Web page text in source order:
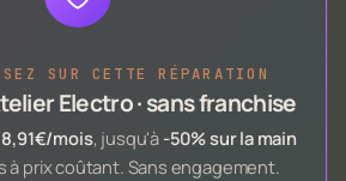
SUR CETTE RÉPARATION
Electro · sans franchise
8,91€/mois, jusqu'à -50% sur la main
à prix coûtant. Sans engagement.